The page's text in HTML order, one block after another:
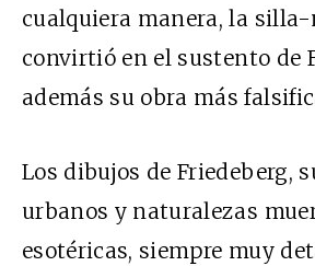
cualquiera manera, la silla-
convirtió en el sustento de
además su obra más
Los dibujos de Friedeberg,
urbanos y naturalezas
esotéricas, siempre muy